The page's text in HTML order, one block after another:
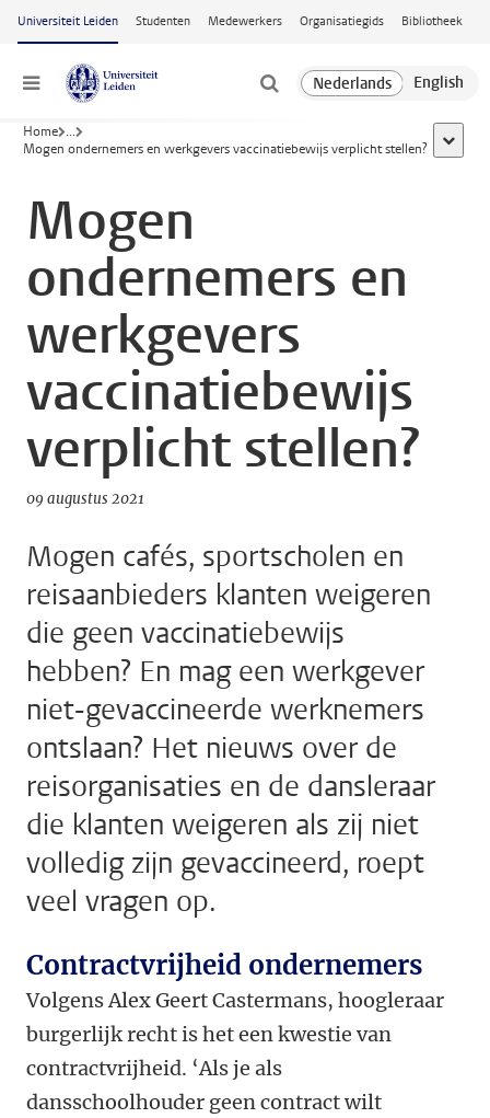
Ga naar hoofdinhoud
Universiteit Leiden Studenten Medewerkers Organisatiegids Bibliotheek
Menu
Home ...
Mogen ondernemers en werkgevers vaccinatiebewijs verplicht stellen?
toon
Mogen
ondernemers en
werkgevers
vaccinatiebewijs
verplicht stellen?
09 augustus 2021
Mogen cafés, sportscholen en
reisaanbieders klanten weigeren
die geen vaccinatiebewijs
hebben? En mag een werkgever
niet-gevaccineerde werknemers
ontslaan? Het nieuws over de
reisorganisaties en de dansleraar
die klanten weigeren als zij niet
volledig zijn gevaccineerd, roept
veel vragen op.
Contractvrijheid ondernemers
Volgens Alex Geert Castermans, hoogleraar
burgerlijk recht is het een kwestie van
contractvrijheid. ‘Als je als
dansschoolhouder geen contract wilt